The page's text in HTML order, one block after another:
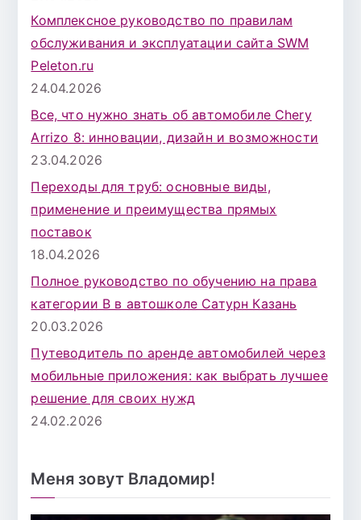
Комплексное руководство по правилам
обслуживания и эксплуатации сайта SWM
Peleton.ru
24.04.2026
Все, что нужно знать об автомобиле Chery
Arrizo 8: инновации, дизайн и возможности
23.04.2026
Переходы для труб: основные виды,
применение и преимущества прямых
поставок
18.04.2026
Полное руководство по обучению на права
категории B в автошколе Сатурн Казань
20.03.2026
Путеводитель по аренде автомобилей через
мобильные приложения: как выбрать лучшее
решение для своих нужд
24.02.2026
Меня зовут Владомир!